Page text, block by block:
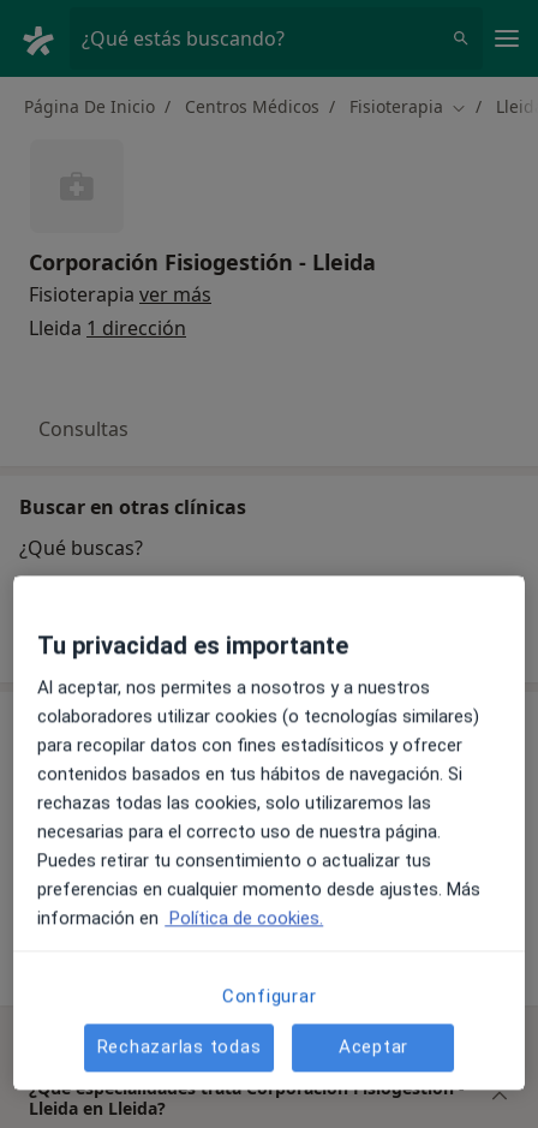
¿Qué estás buscando?
Página De Inicio Centros Médicos Fisioterapia Cambiar
Corporación Fisiogestión - Lleida
Fisioterapia ver más
Lleida 1 dirección
Consultas
Buscar en otras clínicas
¿Qué buscas?
Buscar otra especialidad
Consulta
Ampliar
Corporación Fisiogestión - Lleida
Preguntas frecuentes
¿Qué especialidades trata Corporación Fisiogestión -
Lleida en Lleida?
Tu privacidad es importante
Al aceptar, nos permites a nosotros y a nuestros
colaboradores utilizar cookies (o tecnologías similares)
para recopilar datos con fines estadísiticos y ofrecer
contenidos basados en tus hábitos de navegación. Si
rechazas todas las cookies, solo utilizaremos las
necesarias para el correcto uso de nuestra página.
Puedes retirar tu consentimiento o actualizar tus
preferencias en cualquier momento desde ajustes. Más
información en Política de cookies.
Configurar
Rechazarlas todas Aceptar